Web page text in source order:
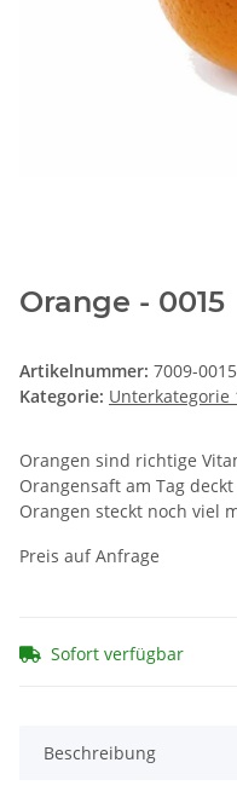
Orange - 0015
Artikelnummer: 7009-0015
Kategorie: Unterkategorie
Orangen sind richtige
Orangensaft am Tag
Orangen steckt noch viel
Preis auf Anfrage
Sofort verfügbar
Beschreibung